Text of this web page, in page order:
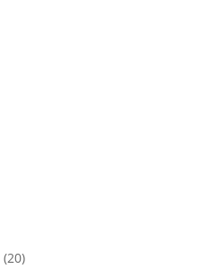
(20)